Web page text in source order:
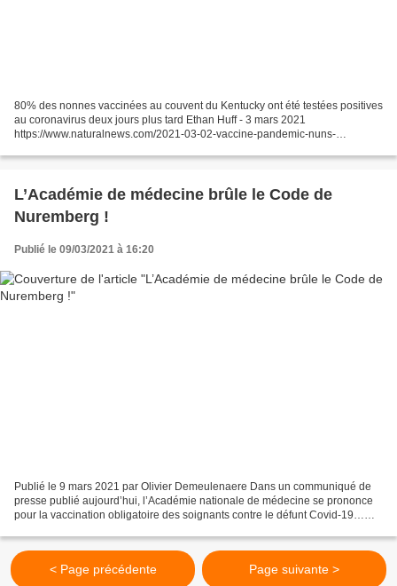
80% des nonnes vaccinées au couvent du Kentucky ont été testées positives
au coronavirus deux jours plus tard Ethan Huff - 3 mars 2021
https://www.naturalnews.com/2021-03-02-vaccine-pandemic-nuns-
L’Académie de médecine brûle le Code de
Nuremberg !
Publié le 09/03/2021 à 16:20
Publié le 9 mars 2021 par Olivier Demeulenaere Dans un communiqué de
presse publié aujourd’hui, l’Académie nationale de médecine se prononce
pour la vaccination obligatoire des soignants contre le défunt Covid-19…
< Page précédente Page suivante >